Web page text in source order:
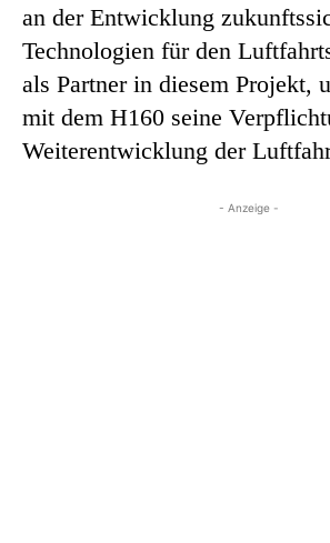
an der Entwicklung
Technologien für den
als Partner in diesem Projekt,
mit dem H160 seine
Weiterentwicklung der
- Anzeige -